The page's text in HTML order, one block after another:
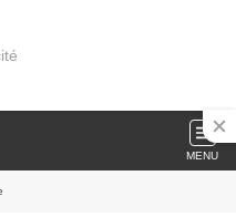
MENU